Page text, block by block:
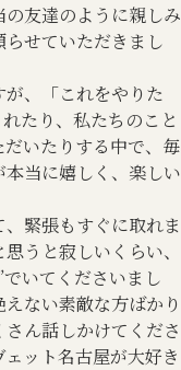
友達のように親しみ
せていただきまし
、「これをやりた
たり、私たちのこと
いたりする中で、毎
当に嬉しく、楽しい
緊張もすぐに取れま
うと寂しいくらい、
いてくださいまし
ない素敵な方ばかり
ん話しかけてくださ
ット名古屋が大好き